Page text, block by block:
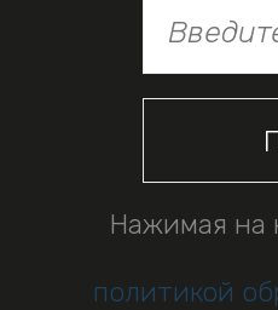
Нажимая на
политикой